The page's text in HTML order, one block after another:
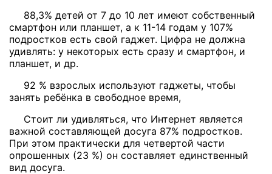
88,3% детей от 7 до 10 лет имеют собственный
смартфон или планшет, а к 11-14 годам у 107%
подростков есть свой гаджет. Цифра не должна
удивлять: у некоторых есть сразу и смартфон, и
планшет, и др.
92 % взрослых используют гаджеты, чтобы
занять ребёнка в свободное время,
Стоит ли удивляться, что Интернет является
важной составляющей досуга 87% подростков.
При этом практически для четвертой части
опрошенных (23 %) он составляет единственный
вид досуга.